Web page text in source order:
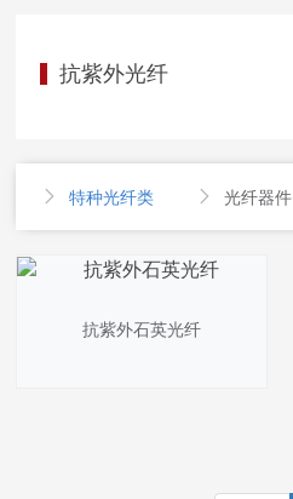
抗紫外光纤
 特种光纤类  光纤器件
抗紫外石英光纤